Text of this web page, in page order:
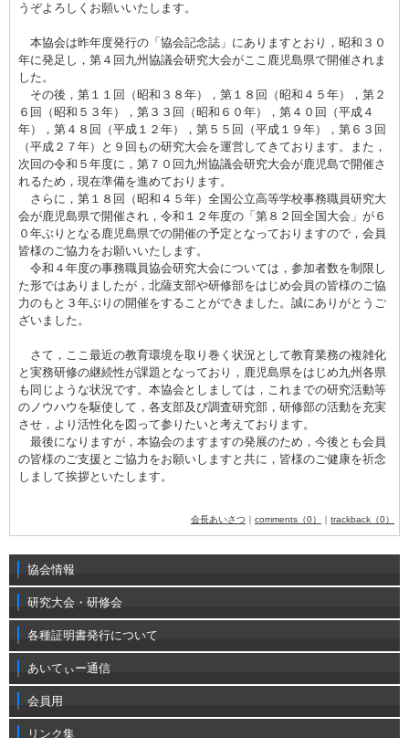
うぞよろしくお願いいたします。
本協会は昨年度発行の「協会記念誌」にありますとおり，昭和３０
年に発足し，第４回九州協議会研究大会がここ鹿児島県で開催されま
した。
その後，第１１回（昭和３８年），第１８回（昭和４５年），第２
６回（昭和５３年），第３３回（昭和６０年），第４０回（平成４
年），第４８回（平成１２年），第５５回（平成１９年），第６３回
（平成２７年）と９回もの研究大会を運営してきております。また，
次回の令和５年度に，第７０回九州協議会研究大会が鹿児島で開催さ
れるため，現在準備を進めております。
さらに，第１８回（昭和４５年）全国公立高等学校事務職員研究大
会が鹿児島県で開催され，令和１２年度の「第８２回全国大会」が６
０年ぶりとなる鹿児島県での開催の予定となっておりますので，会員
皆様のご協力をお願いいたします。
令和４年度の事務職員協会研究大会については，参加者数を制限し
た形ではありましたが，北薩支部や研修部をはじめ会員の皆様のご協
力のもと３年ぶりの開催をすることができました。誠にありがとうご
ざいました。
さて，ここ最近の教育環境を取り巻く状況として教育業務の複雑化
と実務研修の継続性が課題となっており，鹿児島県をはじめ九州各県
も同じような状況です。本協会としましては，これまでの研究活動等
のノウハウを駆使して，各支部及び調査研究部，研修部の活動を充実
させ，より活性化を図って参りたいと考えております。
最後になりますが，本協会のますますの発展のため，今後とも会員
の皆様のご支援とご協力をお願いしますと共に，皆様のご健康を祈念
しまして挨拶といたします。
会長あいさつ ｜ comments（0） ｜ trackback（0）
協会情報
研究大会・研修会
各種証明書発行について
あいてぃー通信
会員用
リンク集